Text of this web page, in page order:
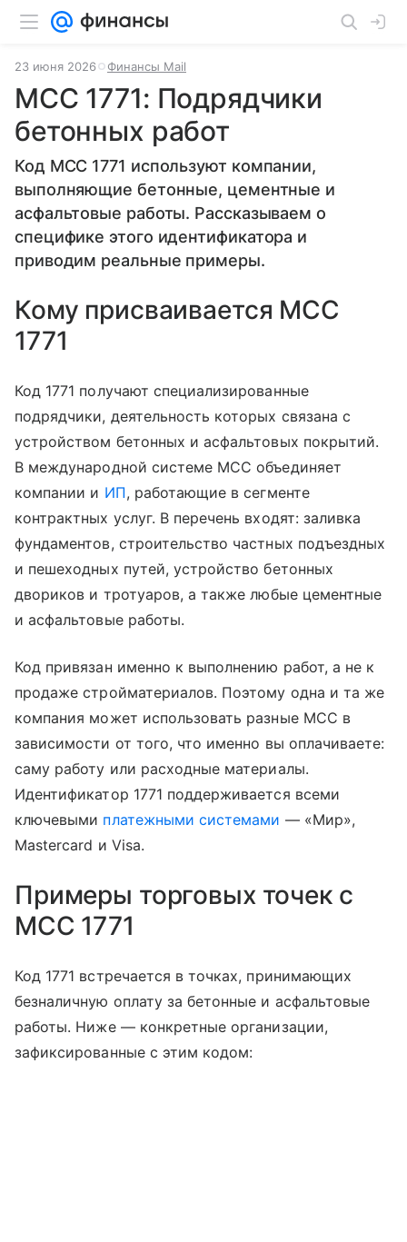
23 июня 2026 Финансы Mail
MCC 1771: Подрядчики
бетонных работ
Код MCC 1771 используют компании,
выполняющие бетонные, цементные и
асфальтовые работы. Рассказываем о
специфике этого идентификатора и
приводим реальные примеры.
Кому присваивается MCC
1771
Код 1771 получают специализированные
подрядчики, деятельность которых связана с
устройством бетонных и асфальтовых покрытий.
В международной системе MCC объединяет
компании и ИП, работающие в сегменте
контрактных услуг. В перечень входят: заливка
фундаментов, строительство частных подъездных
и пешеходных путей, устройство бетонных
двориков и тротуаров, а также любые цементные
и асфальтовые работы.
Код привязан именно к выполнению работ, а не к
продаже стройматериалов. Поэтому одна и та же
компания может использовать разные MCC в
зависимости от того, что именно вы оплачиваете:
саму работу или расходные материалы.
Идентификатор 1771 поддерживается всеми
ключевыми платежными системами — «Мир»,
Mastercard и Visa.
Примеры торговых точек с
MCC 1771
Код 1771 встречается в точках, принимающих
безналичную оплату за бетонные и асфальтовые
работы. Ниже — конкретные организации,
зафиксированные с этим кодом: